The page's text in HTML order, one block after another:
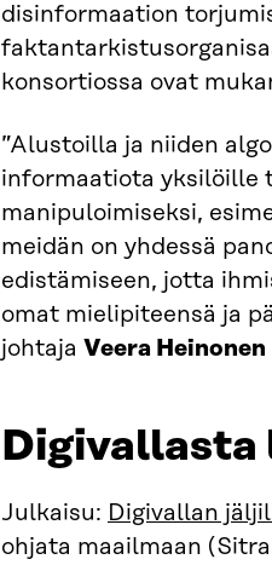
disinformaation
konsortiossa ovat
”Alustoilla ja niiden
informaatiota yksilöille
manipuloimiseksi,
meidän on yhdessä
edistämiseen, jotta
omat mielipiteensä ja
johtaja Veera Heinonen
Digivallasta
Julkaisu: Digivallan
ohjata maailmaan